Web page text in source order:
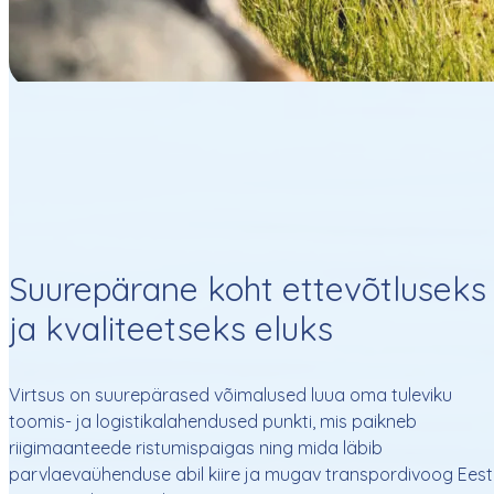
Suurepärane koht ettevõtluseks
ja kvaliteetseks eluks
Virtsus on suurepärased võimalused luua oma tuleviku
toomis- ja logistikalahendused punkti, mis paikneb
riigimaanteede ristumispaigas ning mida läbib
parvlaevaühenduse abil kiire ja mugav transpordivoog